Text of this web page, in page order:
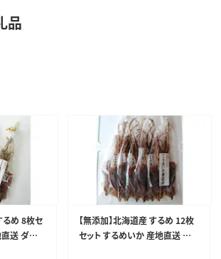
品
るめ 8枚セ
送 ダイ
【無添加】北海道産 するめ 12枚
セット するめいか 産地直送 ダイ